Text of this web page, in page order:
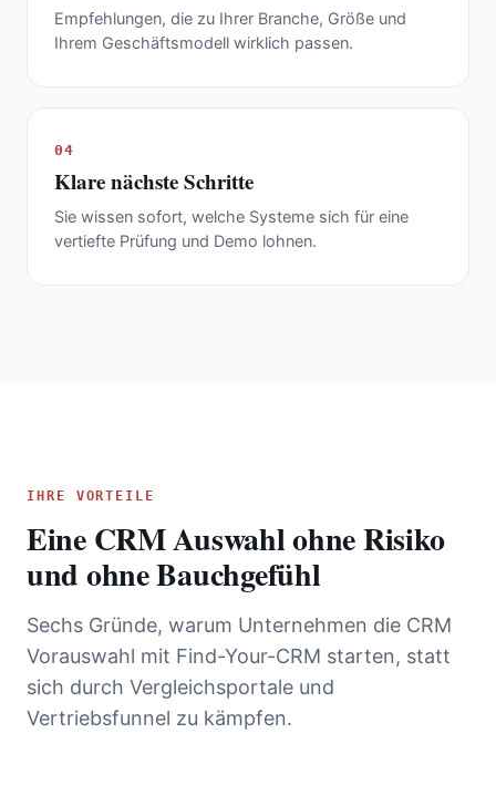
Empfehlungen, die zu Ihrer Branche, Größe und
Ihrem Geschäftsmodell wirklich passen.
04
Klare nächste Schritte
Sie wissen sofort, welche Systeme sich für eine
vertiefte Prüfung und Demo lohnen.
IHRE VORTEILE
Eine CRM Auswahl ohne Risiko
und ohne Bauchgefühl
Sechs Gründe, warum Unternehmen die CRM
Vorauswahl mit Find-Your-CRM starten, statt
sich durch Vergleichsportale und
Vertriebsfunnel zu kämpfen.